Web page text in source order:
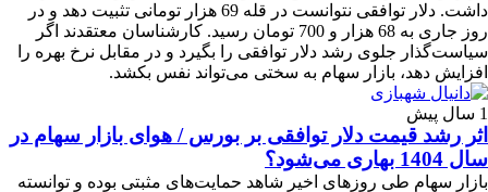
داشت. دلار توافقی نتوانست در قله 69 هزار تومانی تثبیت دهد و در
روز جاری به 68 هزار و 700 تومان رسید. کارشناسان معتقدند اگر
سیاست‌گذار جلوی رشد دلار توافقی را بگیرد و در مقابل نرخ بهره را
افزایش دهد، بازار سهام به سختی می‌تواند نفس بکشد.
1 سال پیش
اثر رشد قیمت دلار توافقی بر بورس / هوای بازار سهام در
سال 1404 بهاری می‌شود؟
بازار سهام طی روزهای اخیر شاهد حمایت‌های مثبتی بوده و توانسته